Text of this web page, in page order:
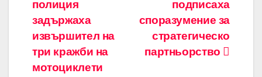
подписаха
споразумение за
стратегическо
партньорство
полиция
задържаха
извършител на
три кражби на
мотоциклети